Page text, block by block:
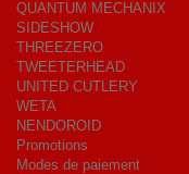
QUANTUM MECHANIX
SIDESHOW
THREEZERO
TWEETERHEAD
UNITED CUTLERY
WETA
NENDOROID
Promotions
Modes de paiement